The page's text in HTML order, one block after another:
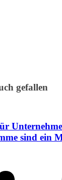
gefallen
sind ein